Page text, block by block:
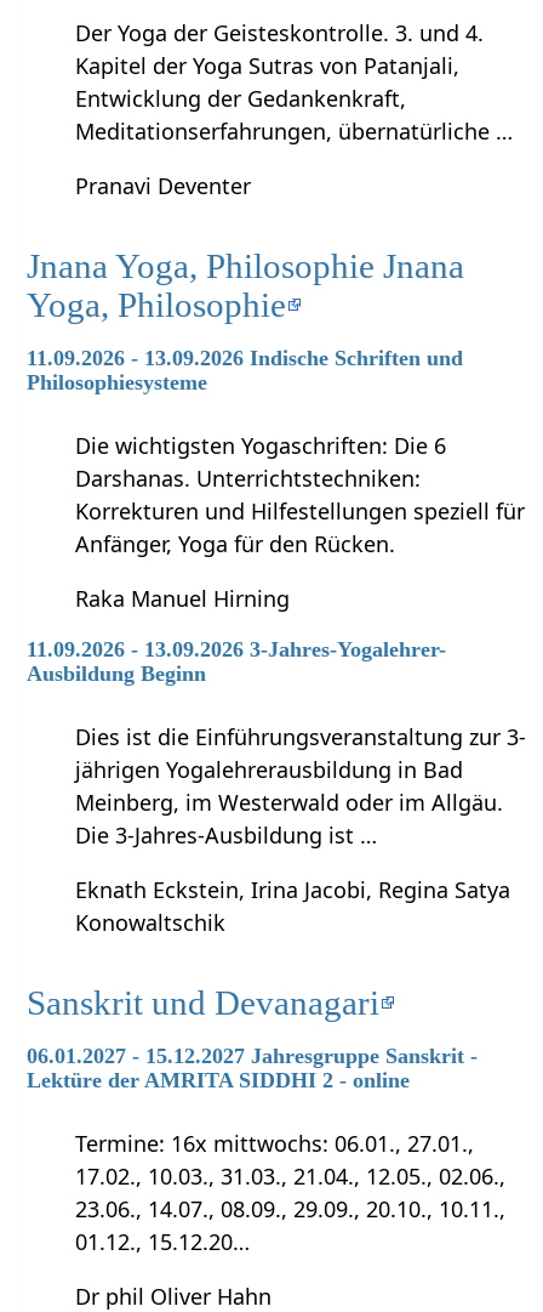
Der Yoga der Geisteskontrolle. 3. und 4.
Kapitel der Yoga Sutras von Patanjali,
Entwicklung der Gedankenkraft,
Meditationserfahrungen, übernatürliche …
Pranavi Deventer
Jnana Yoga, Philosophie Jnana
Yoga, Philosophie
11.09.2026 - 13.09.2026 Indische Schriften und
Philosophiesysteme
Die wichtigsten Yogaschriften: Die 6
Darshanas. Unterrichtstechniken:
Korrekturen und Hilfestellungen speziell für
Anfänger, Yoga für den Rücken.
Raka Manuel Hirning
11.09.2026 - 13.09.2026 3-Jahres-Yogalehrer-
Ausbildung Beginn
Dies ist die Einführungsveranstaltung zur 3-
jährigen Yogalehrerausbildung in Bad
Meinberg, im Westerwald oder im Allgäu.
Die 3-Jahres-Ausbildung ist …
Eknath Eckstein, Irina Jacobi, Regina Satya
Konowaltschik
Sanskrit und Devanagari
06.01.2027 - 15.12.2027 Jahresgruppe Sanskrit -
Lektüre der AMRITA SIDDHI 2 - online
Termine: 16x mittwochs: 06.01., 27.01.,
17.02., 10.03., 31.03., 21.04., 12.05., 02.06.,
23.06., 14.07., 08.09., 29.09., 20.10., 10.11.,
01.12., 15.12.20…
Dr phil Oliver Hahn